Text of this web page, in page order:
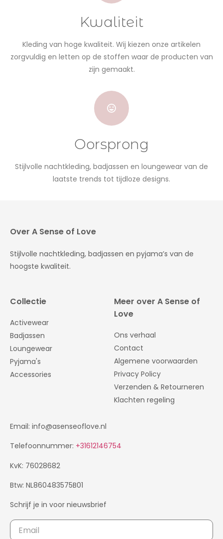
Kwaliteit
Kleding van hoge kwaliteit. Wij kiezen onze artikelen
zorgvuldig en letten op de stoffen waar de producten van
zijn gemaakt.
Oorsprong
Stijlvolle nachtkleding, badjassen en loungewear van de
laatste trends tot tijdloze designs.
Over A Sense of Love
Stijlvolle nachtkleding, badjassen en pyjama’s van de
hoogste kwaliteit.
Collectie
Activewear
Badjassen
Loungewear
Pyjama's
Accessories
Meer over A Sense of
Love
Ons verhaal
Contact
Algemene voorwaarden
Privacy Policy
Verzenden & Retourneren
Klachten regeling
Email: info@asenseoflove.nl
Telefoonnummer: +31612146754
KvK: 76028682
Btw: NL860483575B01
Schrijf je in voor nieuwsbrief